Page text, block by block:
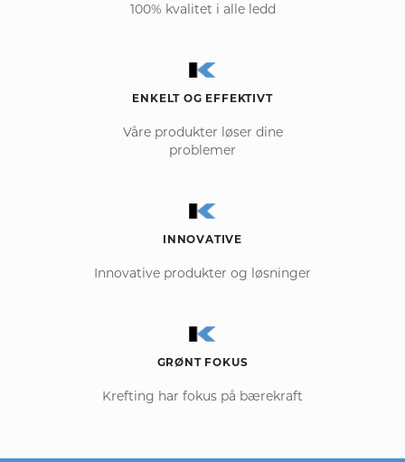
100% kvalitet i alle ledd
ENKELT OG EFFEKTIVT
Våre produkter løser dine
problemer
INNOVATIVE
Innovative produkter og løsninger
GRØNT FOKUS
Krefting har fokus på bærekraft